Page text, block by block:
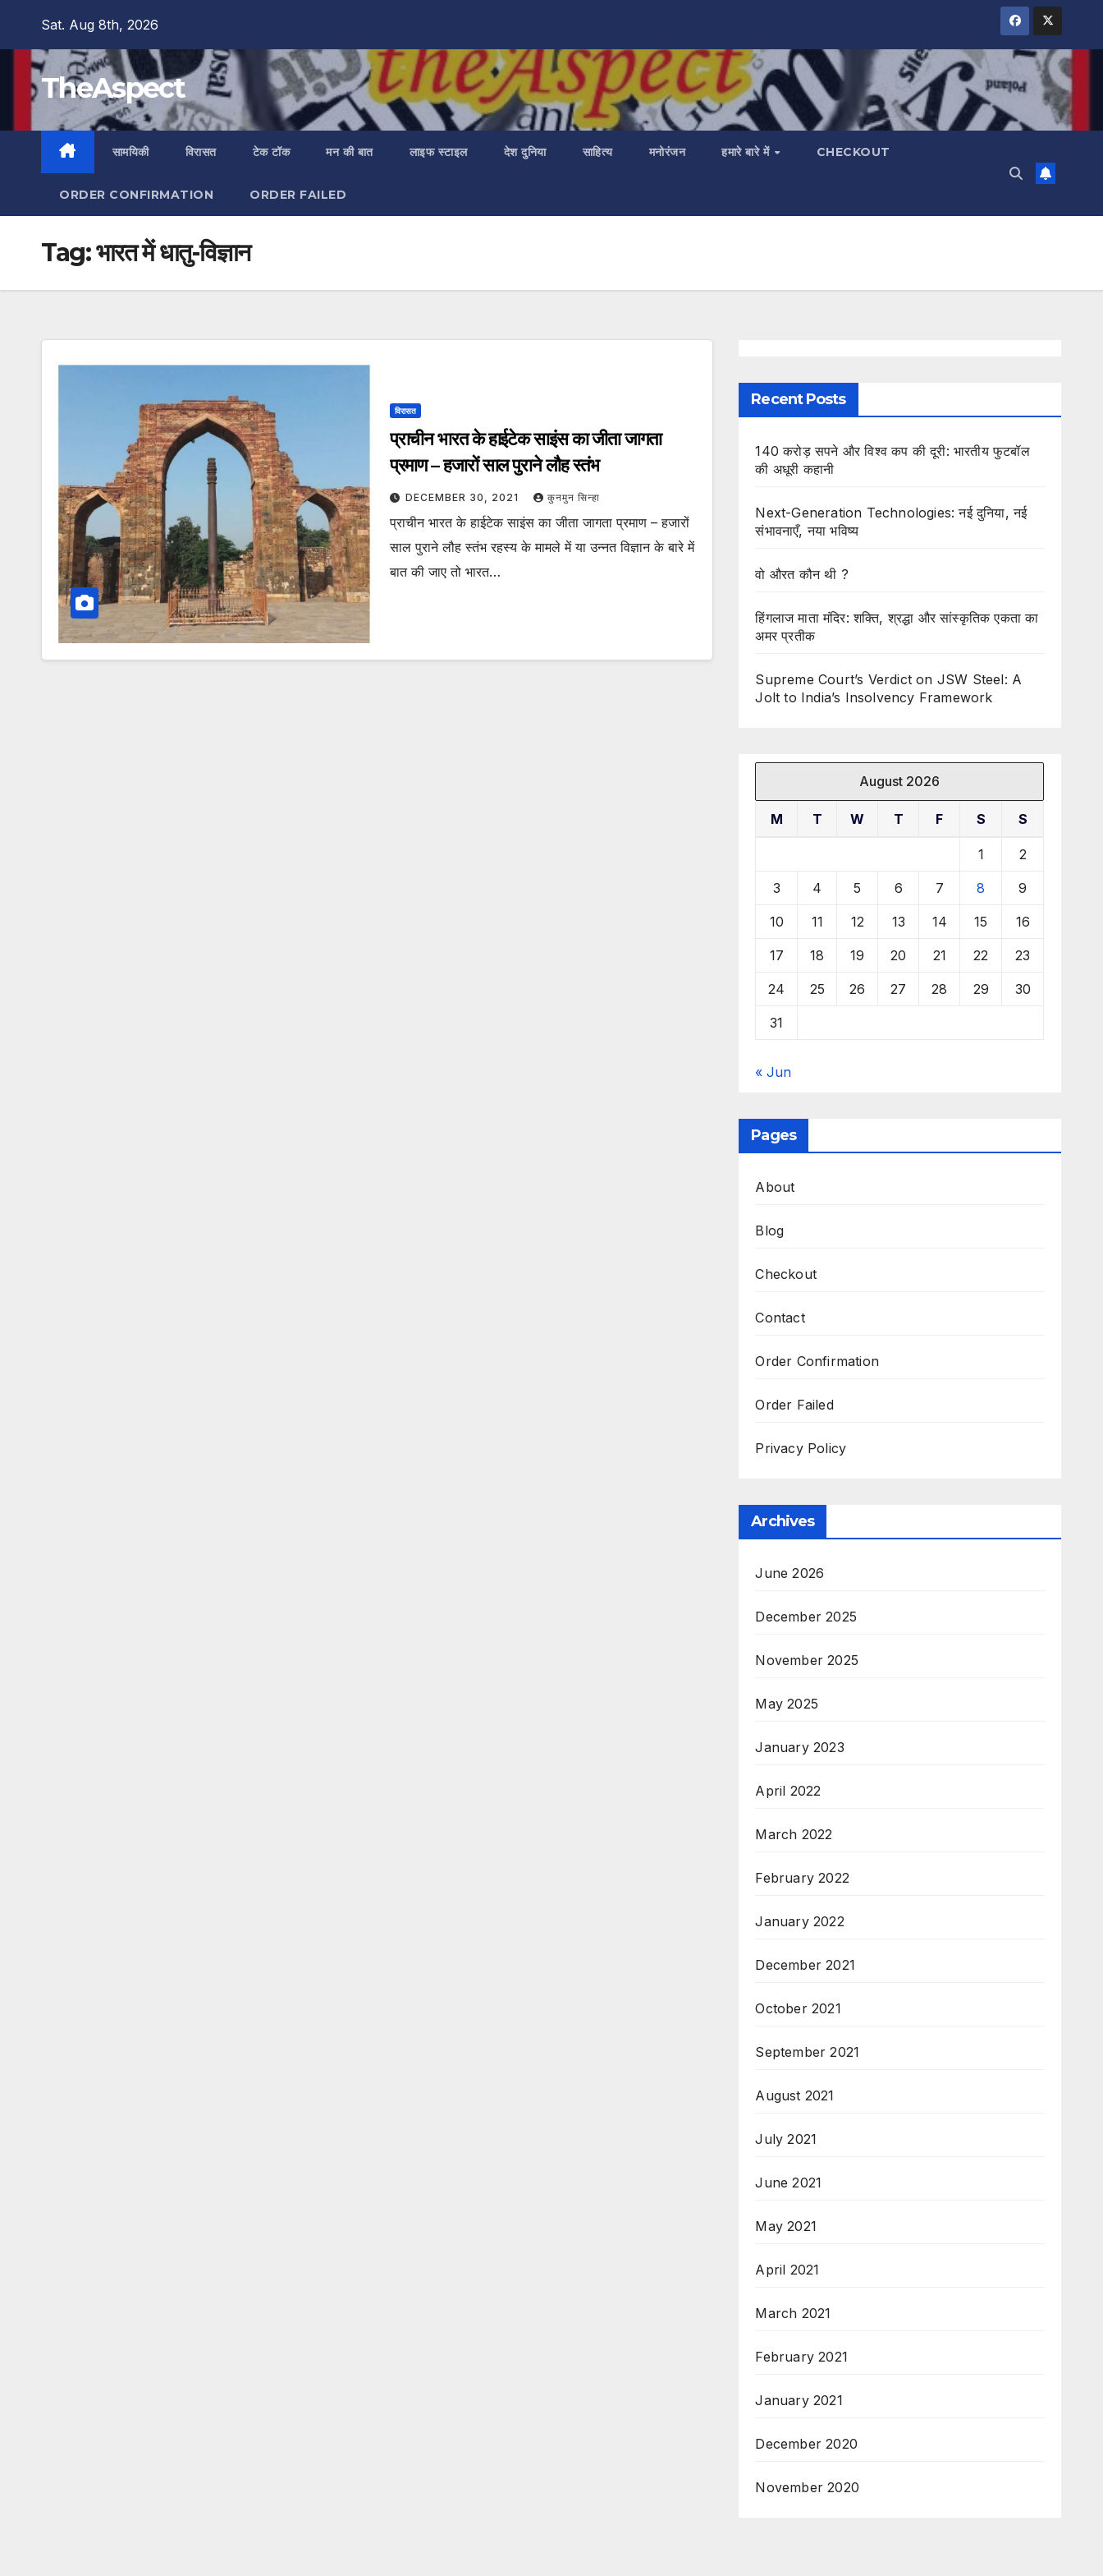
content
Sat. Aug 8th, 2026
TheAspect
सामयिकी विरासत टेक टॉक मन की बात लाइफ स्टाइल देश दुनिया साहित्य मनोरंजन हमारे बारे में CHECKOUT
ORDER CONFIRMATION ORDER FAILED
Tag:भारत में धातु-विज्ञान
विरासत
प्राचीन भारत के हाईटेक साइंस का जीता जागता
प्रमाण – हजारों साल पुराने लौह स्तंभ
DECEMBER 30, 2021 कुनमुन सिन्हा
प्राचीन भारत के हाईटेक साइंस का जीता जागता प्रमाण – हजारों
साल पुराने लौह स्तंभ रहस्य के मामले में या उन्नत विज्ञान के बारे में
बात की जाए तो भारत…
Recent Posts
140 करोड़ सपने और विश्व कप की दूरी: भारतीय फुटबॉल
की अधूरी कहानी
Next-Generation Technologies: नई दुनिया, नई
संभावनाएँ, नया भविष्य
वो औरत कौन थी ?
हिंगलाज माता मंदिर: शक्ति, श्रद्धा और सांस्कृतिक एकता का
अमर प्रतीक
Supreme Court’s Verdict on JSW Steel: A
Jolt to India’s Insolvency Framework
August 2026
M T W T F S S
1 2
3 4 5 6 7 8 9
10 11 12 13 14 15 16
17 18 19 20 21 22 23
24 25 26 27 28 29 30
31
« Jun
Pages
About
Blog
Checkout
Contact
Order Confirmation
Order Failed
Privacy Policy
Archives
June 2026
December 2025
November 2025
May 2025
January 2023
April 2022
March 2022
February 2022
January 2022
December 2021
October 2021
September 2021
August 2021
July 2021
June 2021
May 2021
April 2021
March 2021
February 2021
January 2021
December 2020
November 2020